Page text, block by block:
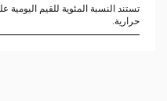
حرارية.